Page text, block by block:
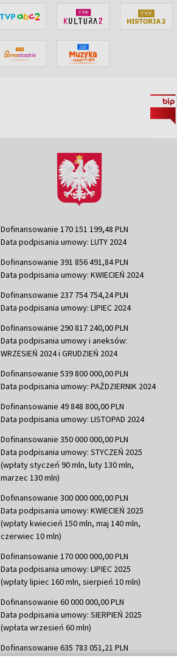
Dofinansowanie 170 151 199,48 PLN
Data podpisania umowy: LUTY 2024
Dofinansowanie 391 856 491,84 PLN
Data podpisania umowy: KWIECIEŃ 2024
Dofinansowanie 237 754 754,24 PLN
Data podpisania umowy: LIPIEC 2024
Dofinansowanie 290 817 240,00 PLN
Data podpisania umowy i aneksów:
WRZESIEŃ 2024 i GRUDZIEŃ 2024
Dofinansowanie 539 800 000,00 PLN
Data podpisania umowy: PAŹDZIERNIK 2024
Dofinansowanie 49 848 800,00 PLN
Data podpisania umowy: LISTOPAD 2024
Dofinansowanie 350 000 000,00 PLN
Data podpisania umowy: STYCZEŃ 2025
(wpłaty styczeń 90 mln, luty 130 mln,
marzec 130 mln)
Dofinansowanie 300 000 000,00 PLN
Data podpisania umowy: KWIECIEŃ 2025
(wpłaty kwiecień 150 mln, maj 140 mln,
czerwiec 10 mln)
Dofinansowanie 170 000 000,00 PLN
Data podpisania umowy: LIPIEC 2025
(wpłaty lipiec 160 mln, sierpień 10 mln)
Dofinansowanie 60 000 000,00 PLN
Data podpisania umowy: SIERPIEŃ 2025
(wpłata wrzesień 60 mln)
Dofinansowanie 635 783 051,21 PLN